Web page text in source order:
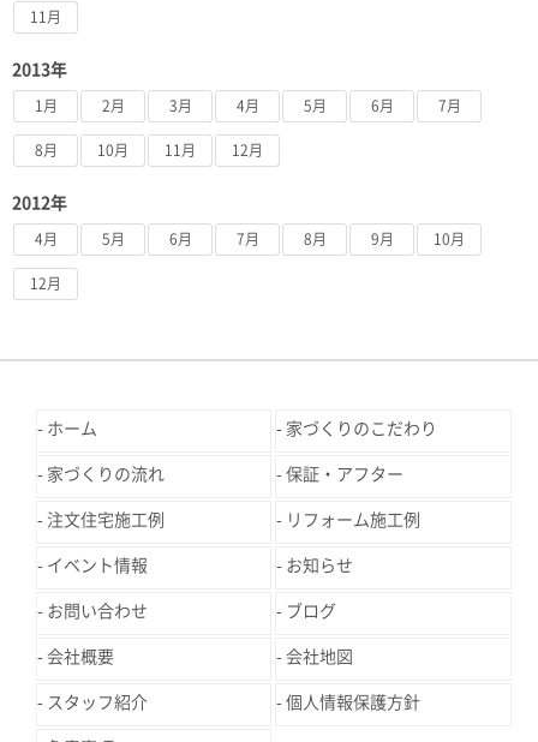
11月
2013年
1月 2月 3月 4月 5月 6月 7月
8月 10月 11月 12月
2012年
4月 5月 6月 7月 8月 9月 10月
12月
ホーム 家づくりのこだわり
家づくりの流れ 保証・アフター
注文住宅施工例 リフォーム施工例
イベント情報 お知らせ
お問い合わせ ブログ
会社概要 会社地図
スタッフ紹介 個人情報保護方針